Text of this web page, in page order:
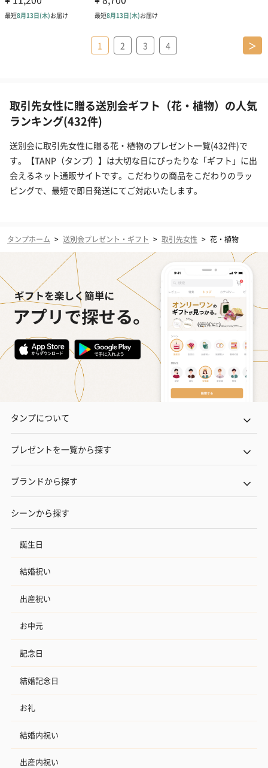
1 2 3 4 ＞
取引先女性に贈る送別会ギフト（花・植物）の人気
ランキング(432件)
送別会に取引先女性に贈る花・植物のプレゼント一覧(432件)で
す。【TANP（タンプ）】は大切な日にぴったりな「ギフト」に出
会えるネット通販サイトです。こだわりの商品をこだわりのラッ
ピングで、最短で即日発送にてご対応いたします。
タンプホーム > 送別会プレゼント・ギフト > 取引先女性 > 花・植物
タンプについて
プレゼントを一覧から探す
ブランドから探す
シーンから探す
誕生日
結婚祝い
出産祝い
お中元
記念日
結婚記念日
お礼
結婚内祝い
出産内祝い